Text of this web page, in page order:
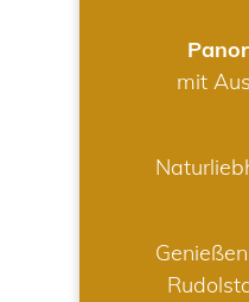
mit